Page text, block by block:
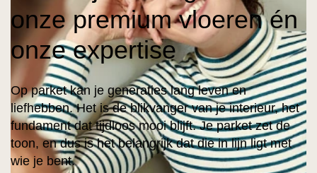
onze premium vloeren én
onze expertise
Op parket kan je generaties lang leven en
liefhebben. Het is de blikvanger van je interieur, het
fundament dat tijdloos mooi blijft. Je parket zet de
toon, en dus is het belangrijk dat die in lijn ligt met
wie je bent.